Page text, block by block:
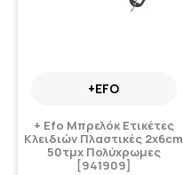
+EFO
+ Efo Μπρελόκ Ετικέτες
Κλειδιών Πλαστικές 2x6cm
50τμχ Πολύχρωμες
[941909]